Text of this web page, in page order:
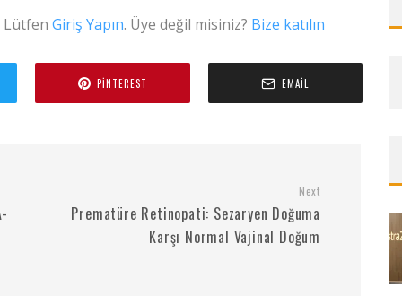
Lütfen Giriş Yapın. Üye değil misiniz? Bize katılın
PINTEREST EMAIL
Next
Prematüre Retinopati: Sezaryen Doğuma
Karşı Normal Vajinal Doğum